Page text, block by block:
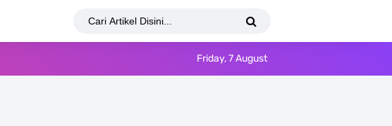
Friday, 7 August